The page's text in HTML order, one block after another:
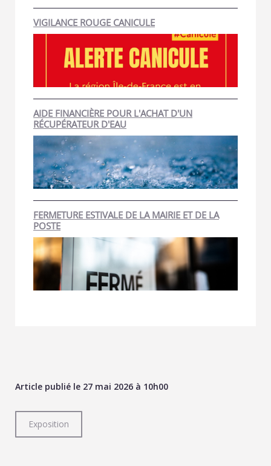
VIGILANCE ROUGE CANICULE
AIDE FINANCIÈRE POUR L'ACHAT D'UN
RÉCUPÉRATEUR D'EAU
FERMETURE ESTIVALE DE LA MAIRIE ET DE LA
POSTE
Article publié le 27 mai 2026 à 10h00
Exposition